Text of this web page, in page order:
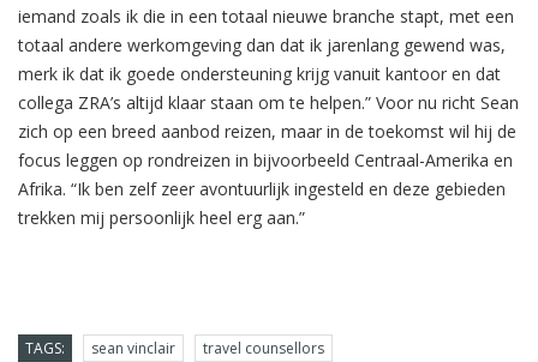
iemand zoals ik die in een totaal nieuwe branche stapt, met een
totaal andere werkomgeving dan dat ik jarenlang gewend was,
merk ik dat ik goede ondersteuning krijg vanuit kantoor en dat
collega ZRA’s altijd klaar staan om te helpen.” Voor nu richt Sean
zich op een breed aanbod reizen, maar in de toekomst wil hij de
focus leggen op rondreizen in bijvoorbeeld Centraal-Amerika en
Afrika. “Ik ben zelf zeer avontuurlijk ingesteld en deze gebieden
trekken mij persoonlijk heel erg aan.”
TAGS: sean vinclair travel counsellors